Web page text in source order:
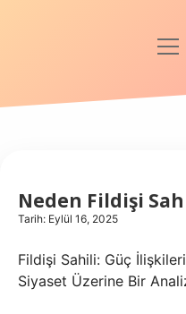
Anasayfa
Hakkımızda
Neden Fildişi
Tarih: Eylül 16, 2025
Fildişi Sahili: Güç
Siyaset Üzerine Bir